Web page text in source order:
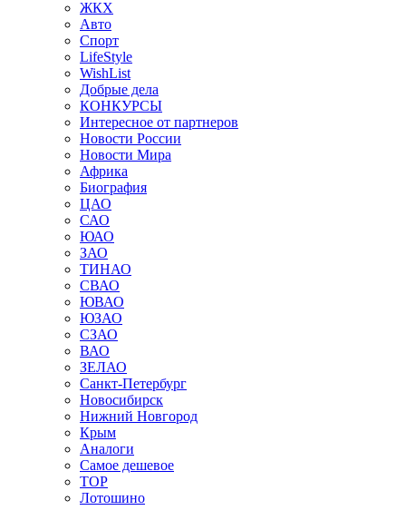
ЖКХ
Авто
Спорт
LifeStyle
WishList
Добрые дела
КОНКУРСЫ
Интересное от партнеров
Новости России
Новости Мира
Африка
Биография
ЦАО
САО
ЮАО
ЗАО
ТИНАО
СВАО
ЮВАО
ЮЗАО
СЗАО
ВАО
ЗЕЛАО
Санкт-Петербург
Новосибирск
Нижний Новгород
Крым
Аналоги
Самое дешевое
TOP
Лотошино